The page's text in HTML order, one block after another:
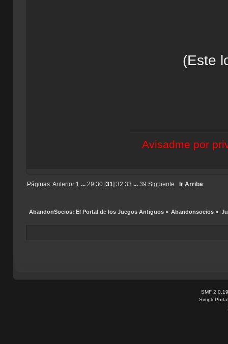
(Este
Avisadme por
Páginas:Anterior 1 ... 29 30[31] 32 33 ... 39 Siguiente Ir Arriba
AbandonSocios: El Portal de los Juegos Antiguos» Abandonsocios »
SMF 2.0.19